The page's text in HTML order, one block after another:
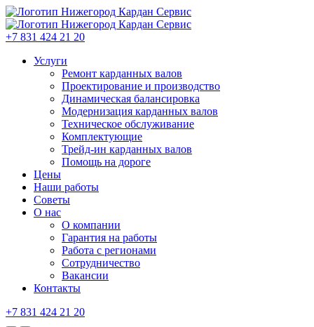
+7 831 424 21 20
Услуги
Ремонт карданных валов
Проектирование и производство
Динамическая балансировка
Модернизация карданных валов
Техническое обслуживание
Комплектующие
Трейд-ин карданных валов
Помощь на дороге
Цены
Наши работы
Советы
О нас
О компании
Гарантия на работы
Работа с регионами
Сотрудничество
Вакансии
Контакты
+7 831 424 21 20